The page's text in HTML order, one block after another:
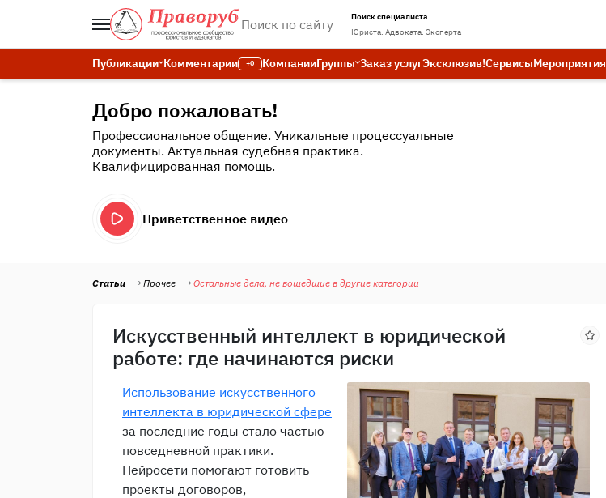
Поиск специалиста
Юриста. Адвоката. Эксперта
Публикации Комментарии +0 КомпанииГруппы Заказ услугЭксклюзив!СервисыМероприятия
Добро пожаловать!
Профессиональное общение. Уникальные процессуальные
документы. Актуальная судебная практика.
Квалифицированная помощь.
Приветственное видео
Статьи Прочее Остальные дела, не вошедшие в другие категории
Искусственный интеллект в юридической
работе: где начинаются риски
Использование искусственного
интеллекта в юридической сфере
за последние годы стало частью
повседневной практики.
Нейросети помогают готовить
проекты договоров,